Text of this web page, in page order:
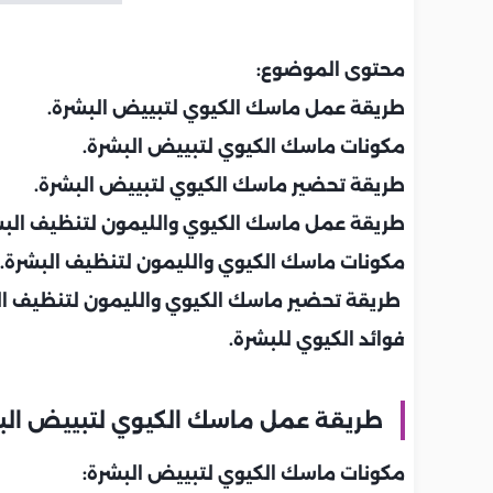
محتوى الموضوع:
طريقة عمل ماسك الكيوي لتبييض البشرة.
مكونات ماسك الكيوي لتبييض البشرة.
طريقة تحضير ماسك الكيوي لتبييض البشرة.
طريقة عمل ماسك الكيوي والليمون لتنظيف
مكونات ماسك الكيوي والليمون لتنظيف البشرة.
طريقة تحضير ماسك الكيوي والليمون لتنظيف
فوائد الكيوي للبشرة.
طريقة عمل ماسك الكيوي لتبييض
مكونات ماسك الكيوي لتبييض البشرة: